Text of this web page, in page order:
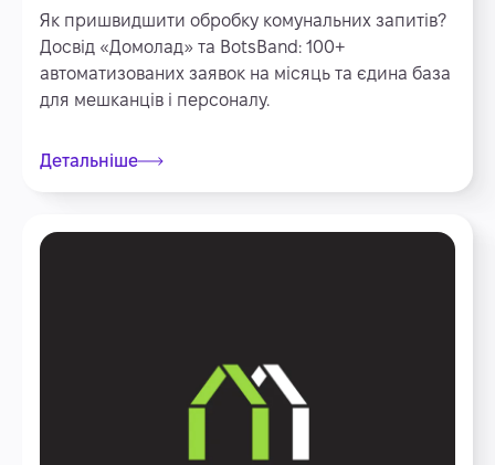
Як пришвидшити обробку комунальних запитів?
Досвід «Домолад» та BotsBand: 100+
автоматизованих заявок на місяць та єдина база
для мешканців і персоналу.
Детальніше